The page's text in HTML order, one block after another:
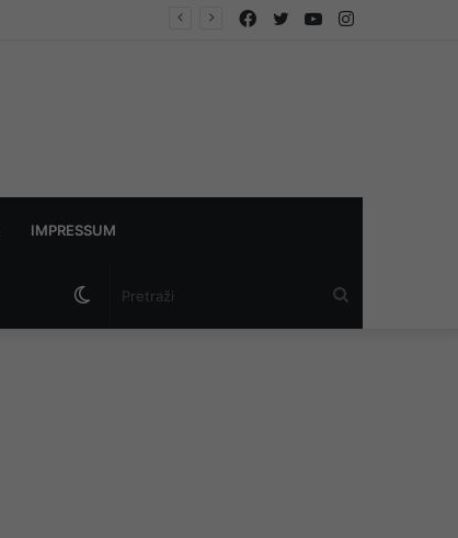
Instagram
YouTube
Twitter
Facebook
IMPRESSUM
Switch